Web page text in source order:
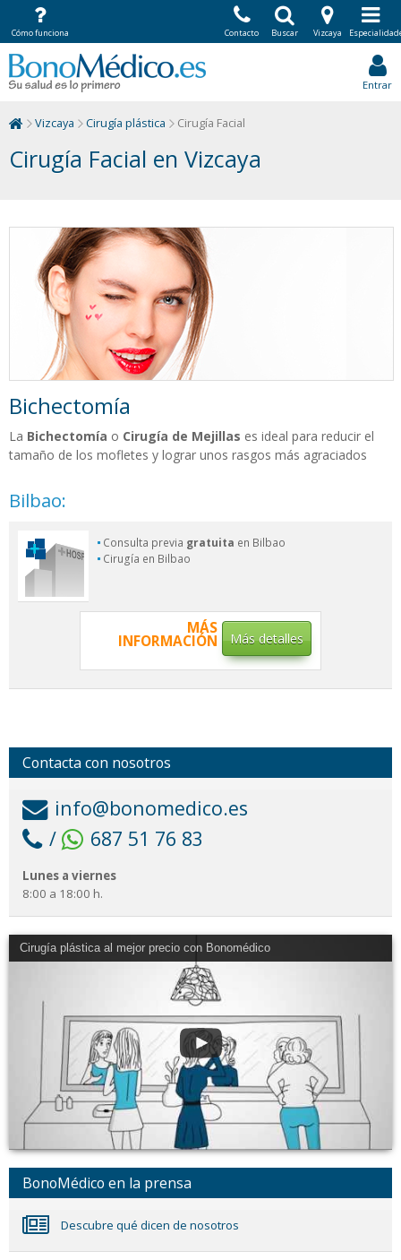
Entrar
Vizcaya Cirugía plástica Cirugía Facial
Cirugía Facial en Vizcaya
Bichectomía
La Bichectomía o Cirugía de Mejillas es ideal para reducir el
tamaño de los mofletes y lograr unos rasgos más agraciados
Bilbao:
Consulta previa gratuita en Bilbao
Cirugía en Bilbao
MÁS
INFORMACIÓN Más detalles
Contacta con nosotros
info@bonomedico.es
/
687 51 76 83
Lunes a viernes
8:00 a 18:00 h.
Cirugía plástica al mejor precio con Bonomédico
BonoMédico en la prensa
Descubre qué dicen de nosotros
Cómo funciona Contacto Buscar Vizcaya